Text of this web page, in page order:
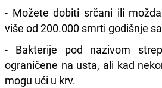
- Možete dobiti srčani ili
više od 200.000 smrti godišnje
- Bakterije pod nazivom
ograničene na usta, ali kad
mogu ući u krv.